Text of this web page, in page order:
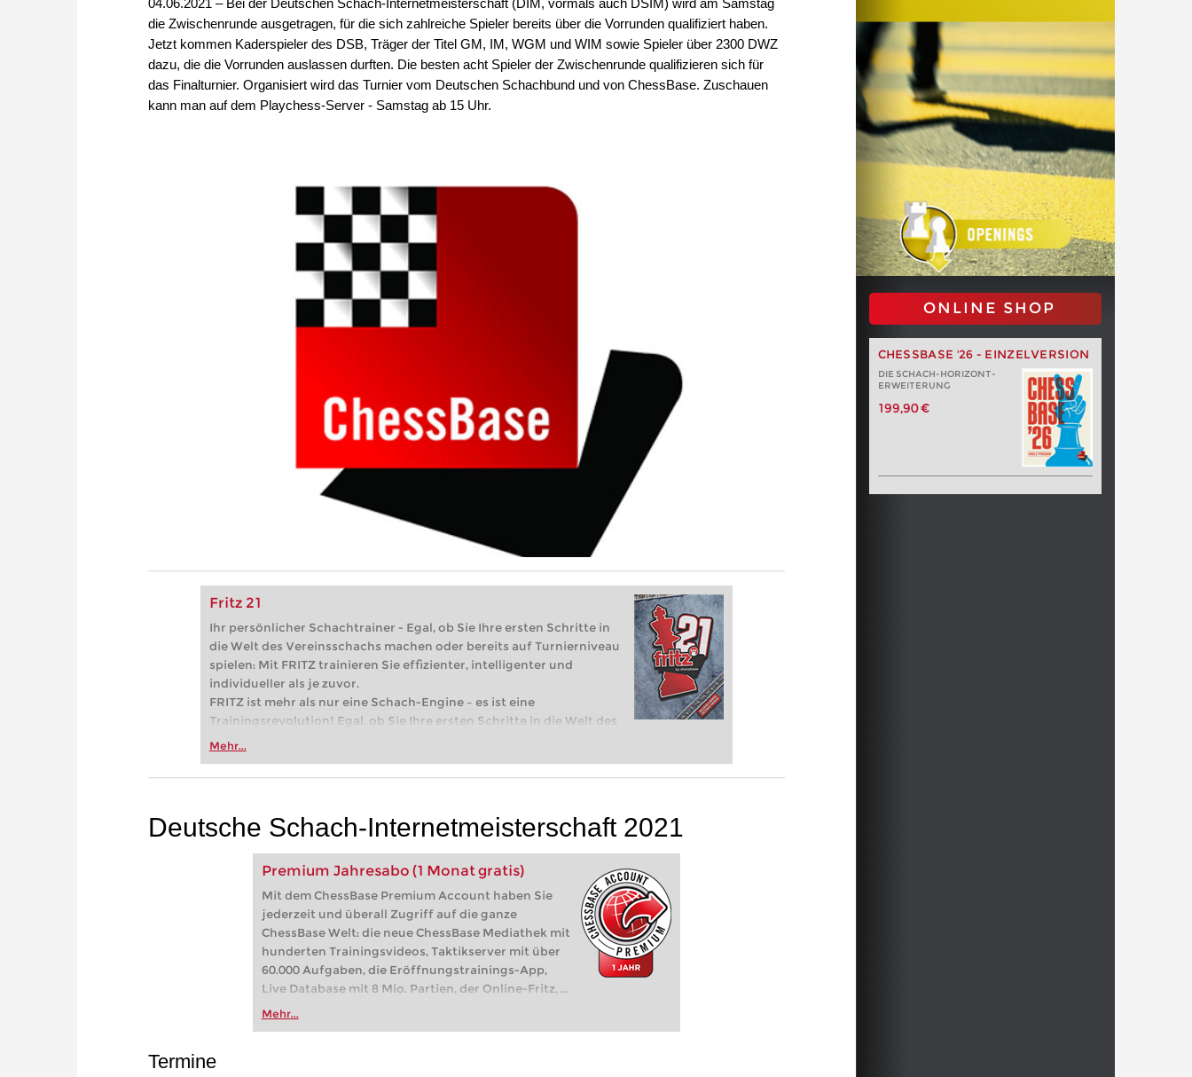
die Zwischenrunde ausgetragen, für die sich zahlreiche Spieler bereits über die Vorrunden qualifiziert haben.
Jetzt kommen Kaderspieler des DSB, Träger der Titel GM, IM, WGM und WIM sowie Spieler über 2300 DWZ
dazu, die die Vorrunden auslassen durften. Die besten acht Spieler der Zwischenrunde qualifizieren sich für
das Finalturnier. Organisiert wird das Turnier vom Deutschen Schachbund und von ChessBase. Zuschauen
kann man auf dem Playchess-Server - Samstag ab 15 Uhr.
Fritz 21
Ihr persönlicher Schachtrainer - Egal, ob Sie Ihre ersten Schritte in
die Welt des Vereinsschachs machen oder bereits auf Turnierniveau
spielen: Mit FRITZ trainieren Sie effizienter, intelligenter und
individueller als je zuvor.
FRITZ ist mehr als nur eine Schach-Engine – es ist eine
Trainingsrevolution! Egal, ob Sie Ihre ersten Schritte in die Welt des
Vereinsschachs machen oder bereits auf Turnierniveau spielen: Mit
zuvor.
Mehr...
ONLINE SHOP
CHESSBASE '26 - EINZELVERSION
DIE SCHACH-HORIZONT-
ERWEITERUNG
199,90 €
Deutsche Schach-Internetmeisterschaft 2021
Premium Jahresabo (1 Monat gratis)
Mit dem ChessBase Premium Account haben Sie
jederzeit und überall Zugriff auf die ganze
ChessBase Welt: die neue ChessBase Mediathek mit
hunderten Trainingsvideos, Taktikserver mit über
60.000 Aufgaben, die Eröffnungstrainings-App,
Live Database mit 8 Mio. Partien, der Online-Fritz, ...
Mehr...
Termine